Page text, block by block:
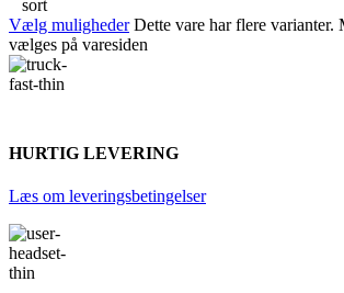
sort
Vælg muligheder Dette vare har flere varianter.
vælges på varesiden
HURTIG LEVERING
Læs om leveringsbetingelser